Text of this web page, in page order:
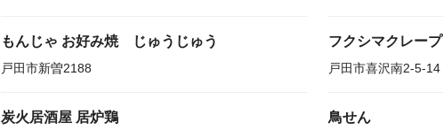
もんじゃ お好み焼 じゅうじゅう
戸田市新曽2188
フクシマクレープ
戸田市喜沢南2-5-14
炭火居酒屋 居炉鶏
鳥せん